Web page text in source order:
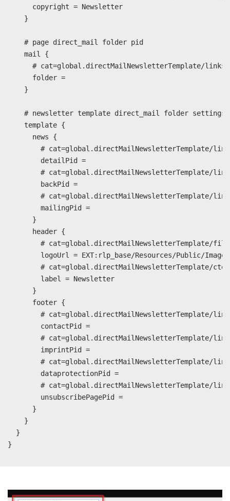
      copyright = Newsletter
    }
    # page direct_mail folder pid
    mail {
# cat=global.directMailNewsletterTemplate/
      folder =
    }
    # newsletter template direct_mail folder settings
    template {
      news {
# cat=global.directMailNewsletterTemplate/
        detailPid =
# cat=global.directMailNewsletterTemplate/
        backPid =
# cat=global.directMailNewsletterTemplate/
        mailingPid =
      }
      header {
# cat=global.directMailNewsletterTemplate/
logoUrl = EXT:rlp_base/Resources/Public/
# cat=global.directMailNewsletterTemplate/
        label = Newsletter
      }
      footer {
# cat=global.directMailNewsletterTemplate/
        contactPid =
# cat=global.directMailNewsletterTemplate/
        imprintPid =
# cat=global.directMailNewsletterTemplate/
        dataprotectionPid =
# cat=global.directMailNewsletterTemplate/
        unsubscribePagePid =
      }
    }
  }